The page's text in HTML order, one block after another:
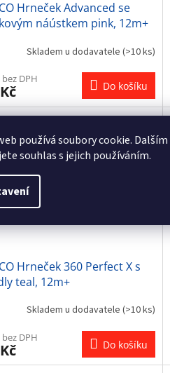
používá soubory cookie.
souhlas s jejich používáním.
Hrneček Advanced se
náústkem pink, 12m+
Skladem u dodavatele (>10 ks)
bez DPH
Do košíku
Hrneček 360 Perfect X s
teal, 12m+
Skladem u dodavatele (>10 ks)
bez DPH
Do košíku